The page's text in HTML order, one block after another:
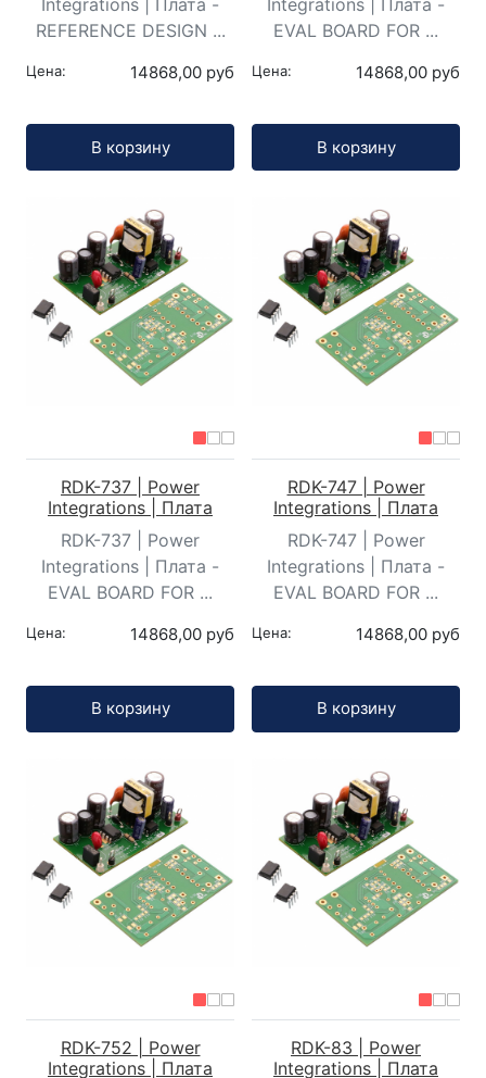
REFERENCE DESIGN ...
Цена: 14868,00 руб
В корзину
EVAL BOARD FOR ...
Цена: 14868,00 руб
В корзину
RDK-737 | Power
Integrations | Плата
RDK-737 | Power
Integrations | Плата -
EVAL BOARD FOR ...
Цена: 14868,00 руб
В корзину
RDK-747 | Power
Integrations | Плата
RDK-747 | Power
Integrations | Плата -
EVAL BOARD FOR ...
Цена: 14868,00 руб
В корзину
RDK-752 | Power
Integrations | Плата
RDK-83 | Power
Integrations | Плата